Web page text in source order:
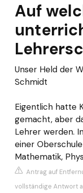
Auf
Unser Held der
Schmidt
Eigentlich hatte
gemacht, aber
Lehrer werden.
einer
Mathematik,
Antrag auf
vollständige Antwort